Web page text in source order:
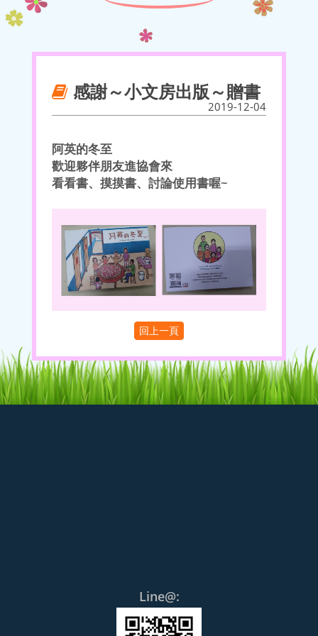
感謝～小文房出版～贈書
2019-12-04
阿英的冬至
歡迎夥伴朋友進協會來
看看書、摸摸書、討論使用書喔~
Line@: